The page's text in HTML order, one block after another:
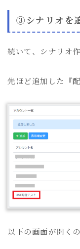
③シナリオを
続いて、シナリオ
先ほど追加した『
以下の画面が開く